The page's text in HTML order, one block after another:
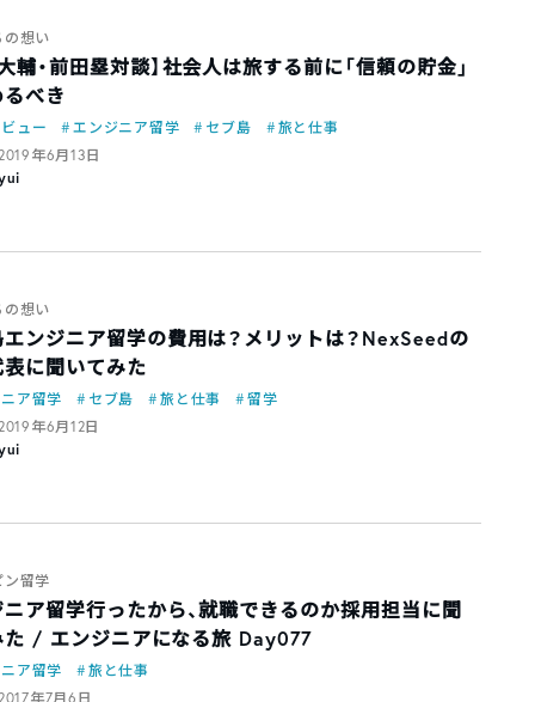
の想い
輔・前田塁対談】社会人は旅する前に「信頼の貯金」
べき
ュー エンジニア留学 セブ島
旅と仕事
年6月13日
の想い
ンジニア留学の費用は？メリットは？NexSeedの
に聞いてみた
ア留学 セブ島 旅と仕事
留学
年6月12日
ン留学
ア留学行ったから、就職できるのか採用担当に聞
た / エンジニアになる旅 Day077
ア留学
旅と仕事
年7月6日